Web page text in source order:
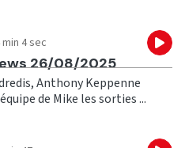
min 4 sec
26/08/2025
Anthony Keppenne
de Mike les sorties ...